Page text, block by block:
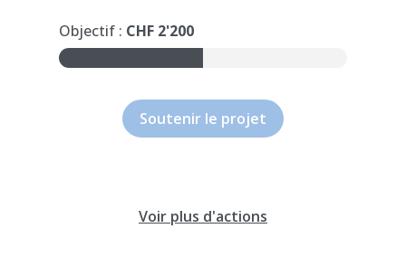
Objectif : CHF 2'200
Soutenir le projet
Voir plus d'actions